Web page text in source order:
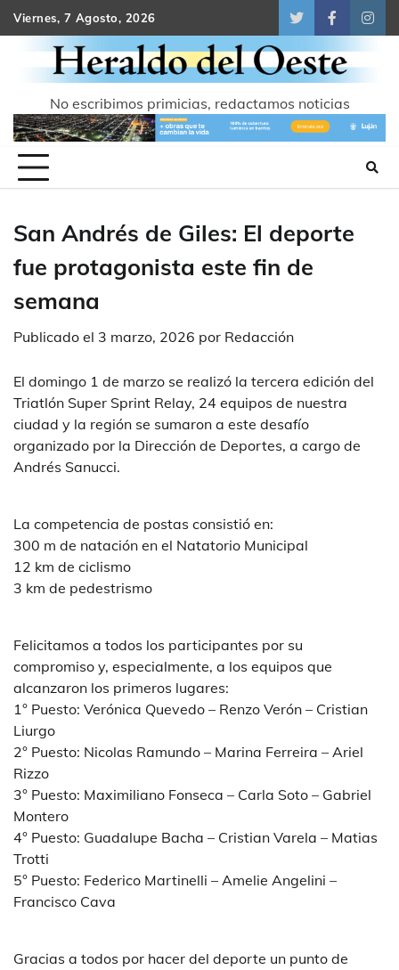
Skip
to
content
Viernes, 7 Agosto, 2026
TwitterFacebook
No escribimos primicias, redactamos noticias
San Andrés de Giles: El deporte
fue protagonista este fin de
semana
Publicado el 3 marzo, 2026 por Redacción
El domingo 1 de marzo se realizó la tercera edición del
Triatlón Super Sprint Relay, 24 equipos de nuestra
ciudad y la región se sumaron a este desafío
organizado por la Dirección de Deportes, a cargo de
Andrés Sanucci.
La competencia de postas consistió en:
300 m de natación en el Natatorio Municipal
12 km de ciclismo
3 km de pedestrismo
Felicitamos a todos los participantes por su
compromiso y, especialmente, a los equipos que
alcanzaron los primeros lugares:
1° Puesto: Verónica Quevedo – Renzo Verón – Cristian
Liurgo
2° Puesto: Nicolas Ramundo – Marina Ferreira – Ariel
Rizzo
3° Puesto: Maximiliano Fonseca – Carla Soto – Gabriel
Montero
4° Puesto: Guadalupe Bacha – Cristian Varela – Matias
Trotti
5° Puesto: Federico Martinelli – Amelie Angelini –
Francisco Cava
Gracias a todos por hacer del deporte un punto de